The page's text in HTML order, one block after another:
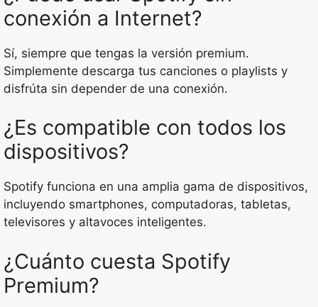
conexión a Internet?
Sí, siempre que tengas la versión premium.
Simplemente descarga tus canciones o playlists y
disfrúta sin depender de una conexión.
¿Es compatible con todos los
dispositivos?
Spotify funciona en una amplia gama de dispositivos,
incluyendo smartphones, computadoras, tabletas,
televisores y altavoces inteligentes.
¿Cuánto cuesta Spotify
Premium?